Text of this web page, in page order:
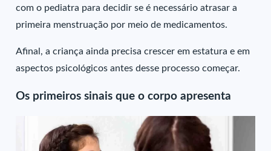
com o pediatra para decidir se é necessário atrasar a
primeira menstruação por meio de medicamentos.
Afinal, a criança ainda precisa crescer em estatura e em
aspectos psicológicos antes desse processo começar.
Os primeiros sinais que o corpo apresenta